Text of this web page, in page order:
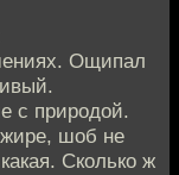
Ощипал
с природой.
шоб не
Сколько ж